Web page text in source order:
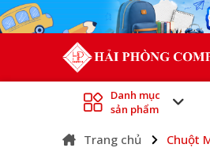
Danh mục
sản phẩm
Trang chủ Chuột